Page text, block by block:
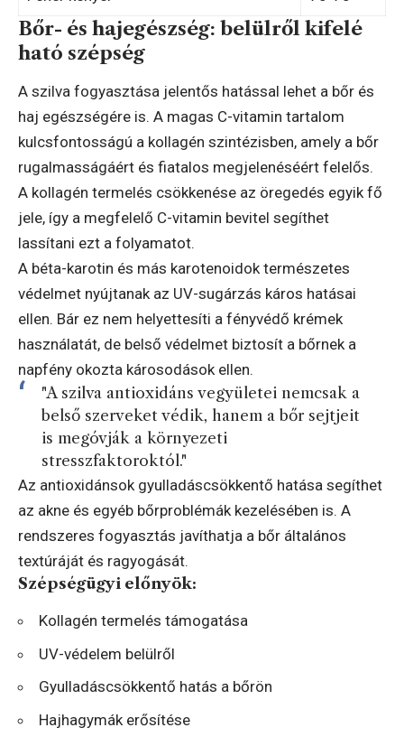
Bőr- és hajegészség: belülről kifelé
ható szépség
A szilva fogyasztása jelentős hatással lehet a bőr és
haj egészségére is. A magas C-vitamin tartalom
kulcsfontosságú a kollagén szintézisben, amely a bőr
rugalmasságáért és fiatalos megjelenéséért felelős.
A kollagén termelés csökkenése az öregedés egyik fő
jele, így a megfelelő C-vitamin bevitel segíthet
lassítani ezt a folyamatot.
A béta-karotin és más karotenoidok természetes
védelmet nyújtanak az UV-sugárzás káros hatásai
ellen. Bár ez nem helyettesíti a fényvédő krémek
használatát, de belső védelmet biztosít a bőrnek a
napfény okozta károsodások ellen.
"A szilva antioxidáns vegyületei nemcsak a
belső szerveket védik, hanem a bőr sejtjeit
is megóvják a környezeti
stresszfaktoroktól."
Az antioxidánsok gyulladáscsökkentő hatása segíthet
az akne és egyéb bőrproblémák kezelésében is. A
rendszeres fogyasztás javíthatja a bőr általános
textúráját és ragyogását.
Szépségügyi előnyök:
Kollagén termelés támogatása
UV-védelem belülről
Gyulladáscsökkentő hatás a bőrön
Hajhagymák erősítése